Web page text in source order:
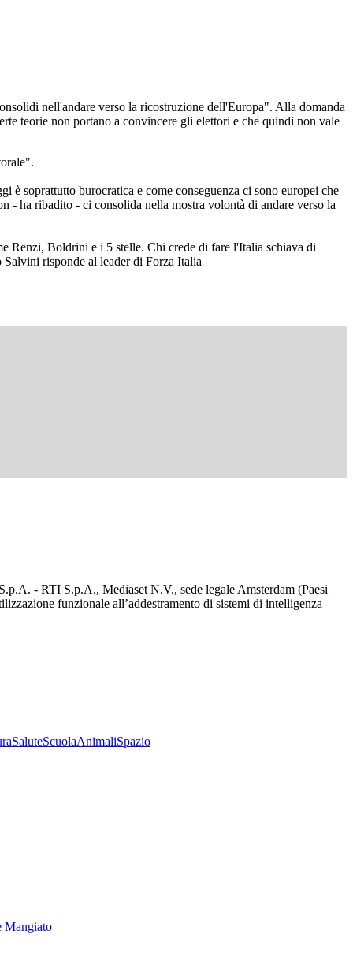
nell'andare verso la ricostruzione dell'Europa". Alla domanda
teorie non portano a convincere gli elettori e che quindi non vale
soprattutto burocratica e come conseguenza ci sono europei che
- ha ribadito - ci consolida nella mostra volontà di andare verso la
Renzi, Boldrini e i 5 stelle. Chi crede di fare l'Italia schiava di
risponde al leader di Forza Italia
- RTI S.p.A., Mediaset N.V., sede legale Amsterdam (Paesi
funzionale all’addestramento di sistemi di intelligenza
SaluteScuolaAnimaliSpazio
Mangiato